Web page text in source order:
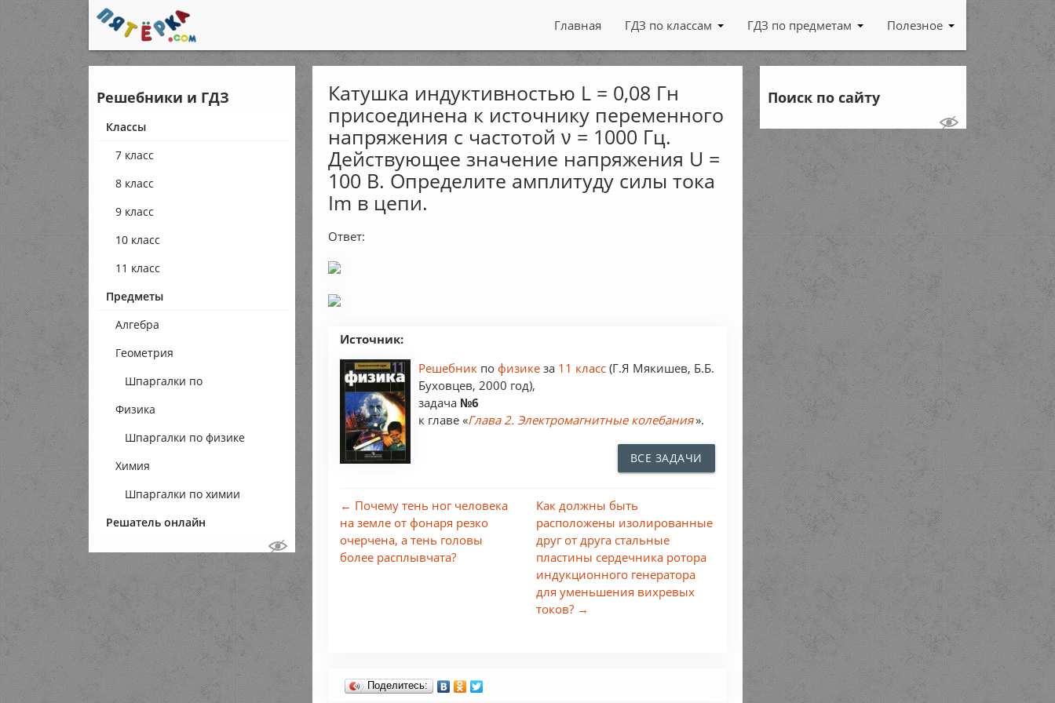
Главная ГДЗ по классам ГДЗ по предметам Полезное
Решебники и ГДЗ
Классы
7 класс
8 класс
9 класс
10 класс
11 класс
Предметы
Алгебра
Геометрия
Шпаргалки по
геометрии
Физика
Шпаргалки по физике
Химия
Шпаргалки по химии
Решатель онлайн
Катушка индуктивностью L = 0,08 Гн
присоединена к источнику переменного
напряжения с частотой ν = 1000 Гц.
Действующее значение напряжения U =
100 В. Определите амплитуду силы тока
Im в цепи.
Ответ:
Источник:
Решебник пофизикеза 11 класс (Г.Я Мякишев, Б.Б.
Буховцев, 2000 год),
задача №6
к главе «Глава 2. Электромагнитные колебания».
ВСЕ ЗАДАЧИ
← Почему тень ног человека
на земле от фонаря резко
очерчена, а тень головы
более расплывчата?
Как должны быть
расположены изолированные
друг от друга стальные
пластины сердечника ротора
индукционного генератора
для уменьшения вихревых
токов? →
Поделитесь:
Поиск по сайту